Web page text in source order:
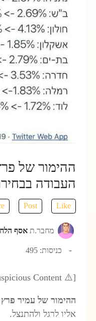
ההימור של
העבודה
Like
Post
מחבר.ת אסף
כניסות: 495
[⚠️ Suspicious Content]
ההימור של עמיר
אליו לרגל ולהתנצל.‬